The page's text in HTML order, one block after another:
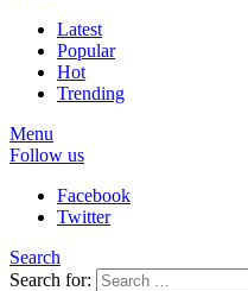
Latest
Popular
Hot
Trending
Menu
Follow us
Facebook
Twitter
Search
Search for: